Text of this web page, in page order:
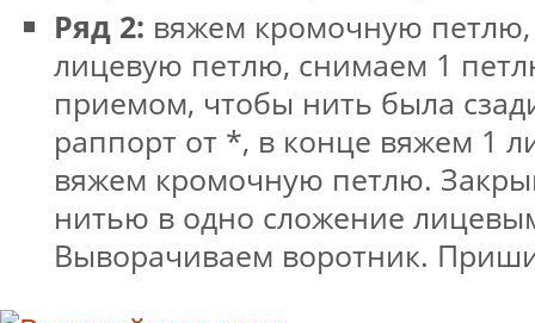
Ряд 2: вяжем кромочную
лицевую петлю, снимаем 1
приемом, чтобы нить была
раппорт от *, в конце вяжем 1
вяжем кромочную петлю.
нитью в одно сложение
Выворачиваем воротник.